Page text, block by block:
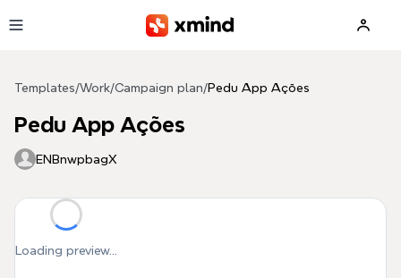
Templates/Work/Campaign plan/Pedu App Ações
Pedu App Ações
ENBnwpbagX
Loading preview...